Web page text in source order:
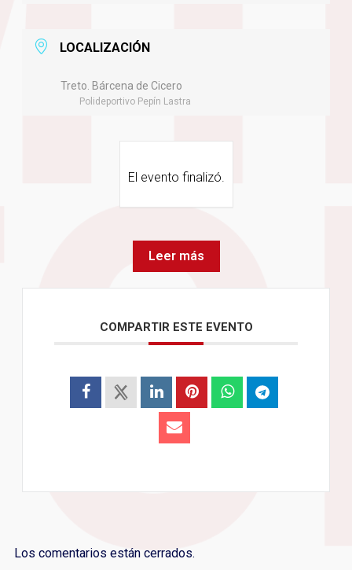
LOCALIZACIÓN
Treto. Bárcena de Cicero
Polideportivo Pepín Lastra
El evento finalizó.
Leer más
COMPARTIR ESTE EVENTO
Los comentarios están cerrados.